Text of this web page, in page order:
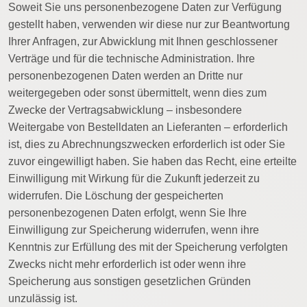
Soweit Sie uns personenbezogene Daten zur Verfügung
gestellt haben, verwenden wir diese nur zur Beantwortung
Ihrer Anfragen, zur Abwicklung mit Ihnen geschlossener
Verträge und für die technische Administration. Ihre
personenbezogenen Daten werden an Dritte nur
weitergegeben oder sonst übermittelt, wenn dies zum
Zwecke der Vertragsabwicklung – insbesondere
Weitergabe von Bestelldaten an Lieferanten – erforderlich
ist, dies zu Abrechnungszwecken erforderlich ist oder Sie
zuvor eingewilligt haben. Sie haben das Recht, eine erteilte
Einwilligung mit Wirkung für die Zukunft jederzeit zu
widerrufen. Die Löschung der gespeicherten
personenbezogenen Daten erfolgt, wenn Sie Ihre
Einwilligung zur Speicherung widerrufen, wenn ihre
Kenntnis zur Erfüllung des mit der Speicherung verfolgten
Zwecks nicht mehr erforderlich ist oder wenn ihre
Speicherung aus sonstigen gesetzlichen Gründen
unzulässig ist.